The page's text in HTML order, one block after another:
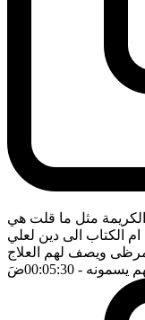
الكريمة مثل ما قلت هي
الكتاب الى دين لعلي
ويصف لهم العلاج
يسمونه - 00:05:30 ضَ